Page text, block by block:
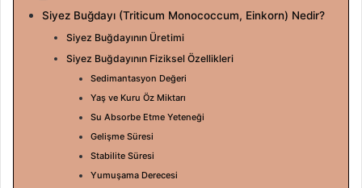
Siyez Buğdayı (Triticum Monococcum, Einkorn)​ Nedir?
Siyez Buğdayının Üretimi
Siyez Buğdayının Fiziksel Özellikleri
Sedimantasyon Değeri
Yaş ve Kuru Öz Miktarı
Su Absorbe Etme Yeteneği
Gelişme Süresi
Stabilite Süresi
Yumuşama Derecesi